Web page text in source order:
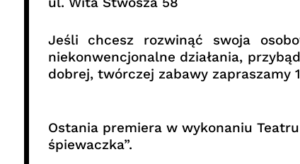
Jeśli chcesz rozwinąć swoja
niekonwencjonalne działania,
dobrej, twórczej zabawy zapraszamy
Ostania premiera w wykonaniu
śpiewaczka”.